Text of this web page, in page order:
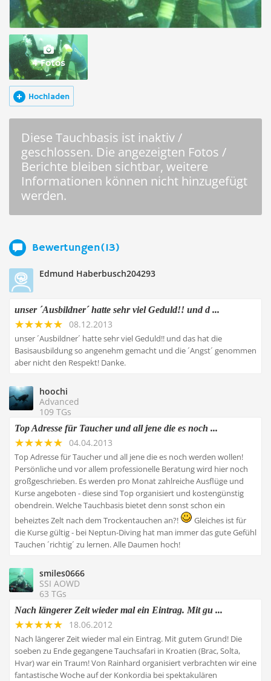
4 Fotos
Hochladen
Diese Tauchbasis ist inaktiv /
geschlossen. Die angezeigten Fotos /
Berichte bleiben sichtbar, weitere
Informationen können nicht hinzugefügt
werden.
Bewertungen(13)
Edmund Haberbusch204293
unser ´Ausbildner´ hatte sehr viel Geduld!! und d ...
08.12.2013
unser ´Ausbildner´ hatte sehr viel Geduld!! und das hat die
Basisausbildung so angenehm gemacht und die ´Angst´ genommen
aber nicht den Respekt! Danke.
hoochi
Advanced
109 TGs
Top Adresse für Taucher und all jene die es noch ...
04.04.2013
Top Adresse für Taucher und all jene die es noch werden wollen!
Persönliche und vor allem professionelle Beratung wird hier noch
großgeschrieben. Es werden pro Monat zahlreiche Ausflüge und
Kurse angeboten - diese sind Top organisiert und kostengünstig
obendrein. Welche Tauchbasis bietet denn sonst schon ein
beheiztes Zelt nach dem Trockentauchen an?!
Gleiches ist für
die Kurse gültig - bei Neptun-Diving hat man immer das gute Gefühl
Tauchen ´richtig´ zu lernen. Alle Daumen hoch!
smiles0666
SSI AOWD
63 TGs
Nach längerer Zeit wieder mal ein Eintrag. Mit gu ...
18.06.2012
Nach längerer Zeit wieder mal ein Eintrag. Mit gutem Grund! Die
soeben zu Ende gegangene Tauchsafari in Kroatien (Brac, Solta,
Hvar) war ein Traum! Von Rainhard organisiert verbrachten wir eine
fantastische Woche auf der Konkordia bei spektakulären